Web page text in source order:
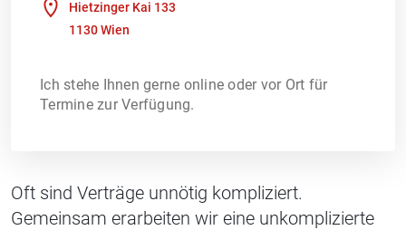
Hietzinger Kai 133
1130 Wien
Ich stehe Ihnen gerne online oder vor Ort für
Termine zur Verfügung.
Oft sind Verträge unnötig kompliziert.
Gemeinsam erarbeiten wir eine unkomplizierte